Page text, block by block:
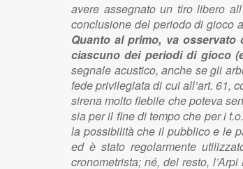
avere assegnato un tiro libero
conclusione del periodo di gioco
Quanto al primo, va osservato
ciascuno dei periodi di gioco
segnale acustico, anche se gli
fede privilegiata di cui all’art. 61,
sirena molto flebile che poteva
sia per il fine di tempo che per i
la possibilità che il pubblico e le
ed è stato regolarmente
cronometrista; né, del resto,